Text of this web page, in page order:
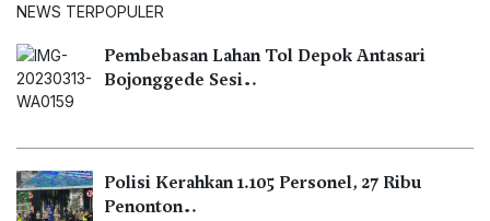
NEWS TERPOPULER
Pembebasan Lahan Tol Depok Antasari
Bojonggede Sesi…
Polisi Kerahkan 1.105 Personel, 27 Ribu
Penonton…